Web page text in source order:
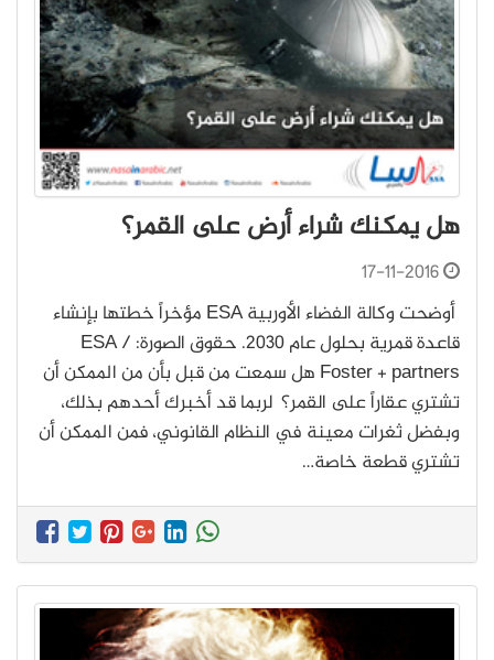
هل يمكنك شراء أرض على القمر؟
17-11-2016
أوضحت وكالة الفضاء الأوربية ESA مؤخراً خطتها بإنشاء
قاعدة قمرية بحلول عام 2030. حقوق الصورة: ESA /
Foster + partners هل سمعت من قبل بأن من الممكن أن
تشتري عقاراً على القمر؟ لربما قد أخبرك أحدهم بذلك،
وبفضل ثغرات معينة في النظام القانوني، فمن الممكن أن
تشتري قطعة خاصة…